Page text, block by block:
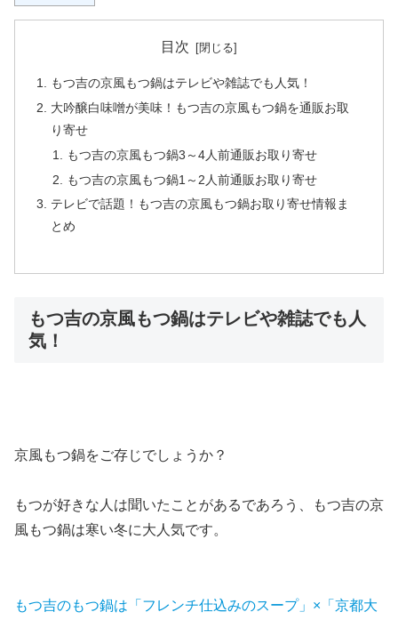
目次
もつ吉の京風もつ鍋はテレビや雑誌でも人気！
大吟醸白味噌が美味！もつ吉の京風もつ鍋を通販お取
り寄せ
もつ吉の京風もつ鍋3～4人前通販お取り寄せ
もつ吉の京風もつ鍋1～2人前通販お取り寄せ
テレビで話題！もつ吉の京風もつ鍋お取り寄せ情報ま
とめ
もつ吉の京風もつ鍋はテレビや雑誌でも人
気！
京風もつ鍋をご存じでしょうか？
もつが好きな人は聞いたことがあるであろう、もつ吉の京
風もつ鍋は寒い冬に大人気です。
もつ吉のもつ鍋は「フレンチ仕込みのスープ」×「京都大